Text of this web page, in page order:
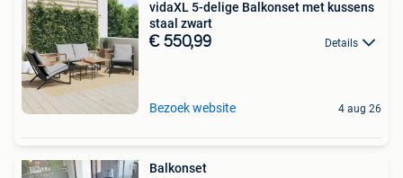
vidaXL 5-delige Balkonset met kussens
staal zwart
€ 550,99 Details
Bezoek website 4 aug 26
Balkonset